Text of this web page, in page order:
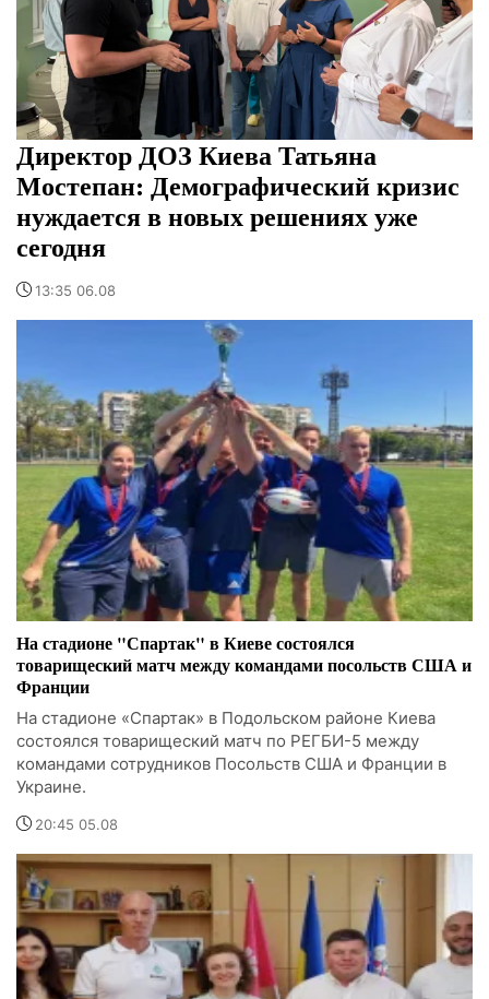
Директор ДОЗ Киева Татьяна
Мостепан: Демографический кризис
нуждается в новых решениях уже
сегодня
13:35 06.08
На стадионе "Спартак" в Киеве состоялся
товарищеский матч между командами посольств США и
Франции
На стадионе «Спартак» в Подольском районе Киева
состоялся товарищеский матч по РЕГБИ-5 между
командами сотрудников Посольств США и Франции в
Украине.
20:45 05.08